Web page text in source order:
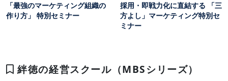
「最強のマーケティング組織の
作り方」 特別セミナー
採用・即戦力化に直結する 「三
方よし」マーケティング特別セ
ミナー
絆徳の経営スクール（MBSシリーズ）